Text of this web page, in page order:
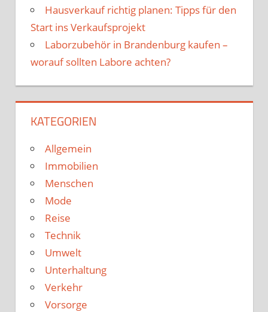
Hausverkauf richtig planen: Tipps für den
Start ins Verkaufsprojekt
Laborzubehör in Brandenburg kaufen –
worauf sollten Labore achten?
KATEGORIEN
Allgemein
Immobilien
Menschen
Mode
Reise
Technik
Umwelt
Unterhaltung
Verkehr
Vorsorge